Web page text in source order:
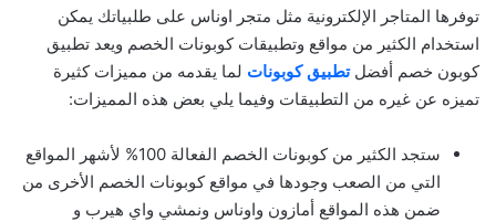
توفرها المتاجر الإلكترونية مثل متجر اوناس على طلبياتك يمكن
استخدام الكثير من مواقع وتطبيقات كوبونات الخصم ويعد تطبيق
كوبون خصم أفضلتطبيق كوبونات لما يقدمه من مميزات كثيرة
تميزه عن غيره من التطبيقات وفيما يلي بعض هذه المميزات:
ستجد الكثير من كوبونات الخصم الفعالة 100% لأشهر المواقع
التي من الصعب وجودها في مواقع كوبونات الخصم الأخرى من
ضمن هذه المواقع أمازون واوناس ونمشي واي هيرب و